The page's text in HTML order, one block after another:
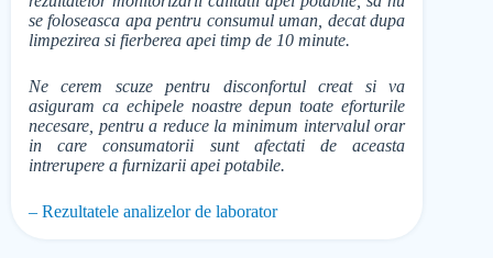
se foloseasca apa pentru consumul uman, decat dupa
limpezirea si fierberea apei timp de 10 minute.
Ne cerem scuze pentru disconfortul creat si va
asiguram ca echipele noastre depun toate eforturile
necesare, pentru a reduce la minimum intervalul orar
in care consumatorii sunt afectati de aceasta
intrerupere a furnizarii apei potabile.
– Rezultatele analizelor de laborator